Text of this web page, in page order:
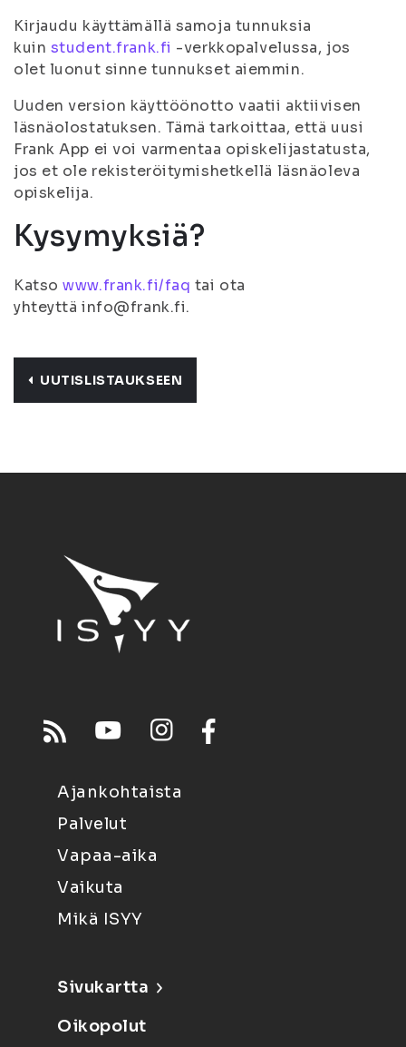
Kirjaudu käyttämällä samoja tunnuksia
kuin student.frank.fi -verkkopalvelussa, jos
olet luonut sinne tunnukset aiemmin.
Uuden version käyttöönotto vaatii aktiivisen
läsnäolostatuksen. Tämä tarkoittaa, että uusi
Frank App ei voi varmentaa opiskelijastatusta,
jos et ole rekisteröitymishetkellä läsnäoleva
opiskelija.
Kysymyksiä?
Katsowww.frank.fi/faq tai ota
yhteyttä info@frank.fi.
UUTISLISTAUKSEEN
Ajankohtaista
Palvelut
Vapaa-aika
Vaikuta
Mikä ISYY
Sivukartta
Oikopolut